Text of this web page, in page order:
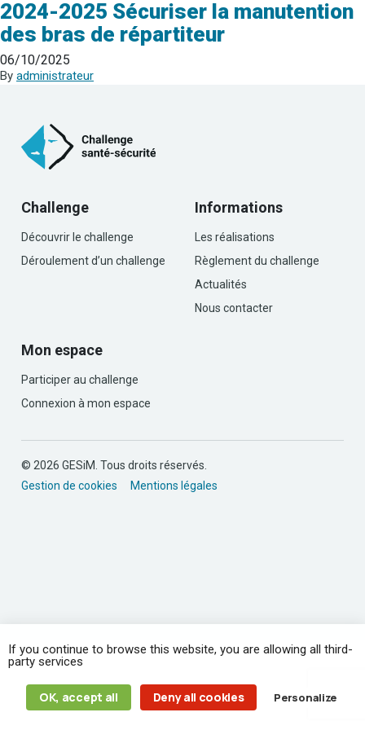
2024-2025 Sécuriser la manutention
des bras de répartiteur
06/10/2025
By administrateur
Challenge
Découvrir le challenge
Déroulement d’un challenge
Informations
Les réalisations
Règlement du challenge
Actualités
Nous contacter
Mon espace
Participer au challenge
Connexion à mon espace
© 2026 GESiM. Tous droits réservés.
Gestion de cookies
Mentions légales
If you continue to browse this website, you are allowing all third-
party services
OK, accept all Deny all cookies Personalize